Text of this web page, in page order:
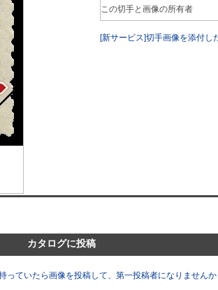
この切手と画像の所有者
[新サービス]切手画像を添付し
カタログに投稿
っていたら画像を投稿して、第一投稿者になりません